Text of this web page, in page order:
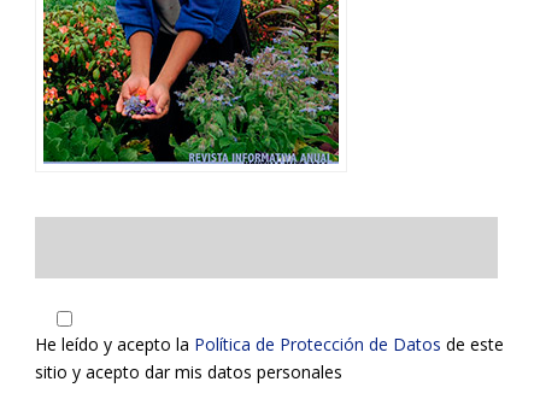
He leído y acepto la Política de Protección de Datos de este
sitio y acepto dar mis datos personales